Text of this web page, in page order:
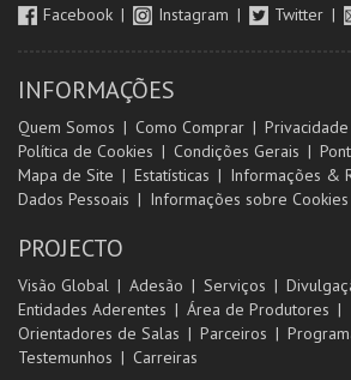
Facebook Instagram Twitter
INFORMAÇÕES
Quem Somos Como Comprar
Política de Cookies
Condições Gerais
Mapa de Site
Estatísticas
Informações &
Dados Pessoais
Informações sobre Cookies
PROJECTO
Visão Global Adesão Serviços
Entidades Aderentes
Área de Produtores
Orientadores de Salas
Parceiros
Testemunhos
Carreiras